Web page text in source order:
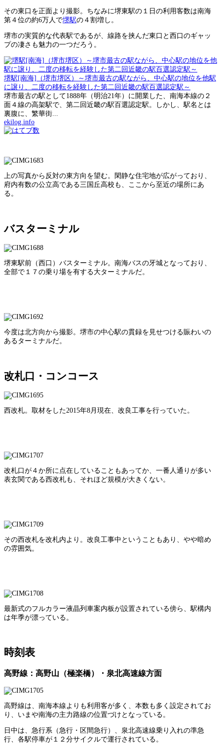
その東口を正面より撮影。ちなみに堺東駅の１日の利用客数は南海
第４位の約6万人で堺駅の４割増し。
堺市の実質的な代表駅であるが、線路を挟んだ東口と西口のギャッ
プの凄さも魅力の一つだろう。
堺駅[南海]（堺市堺区）～堺市最古の駅ながら、中心駅の地位を他駅
に譲り、二度の移転を経験した第二回近畿の駅百選認定駅～
堺市最古の駅として1888年（明治21年）に開業した、南海本線の２
面４線の高架駅で、第二回近畿の駅百選認定駅。しかし、駅名とは
裏腹に、繁華街...
ekilog.info
上の写真から反対の東方向を望む。閑静な住宅地が広がっており、
府内有数の公立高である三国丘高校も、ここから至近の場所にあ
る。
バスターミナル
堺東駅前（西口）バスターミナル。南海バスの牙城となっており、
全部で１７の乗り場を有する大ターミナルだ。
今度は北方向から撮影。堺市の中心駅の貫録を見せつける賑わいの
あるターミナルだ。
改札口・コンコース
西改札。取材をした2015年8月現在、改良工事を行っていた。
改札口が４か所に点在していることもあってか、一番人通りが多い
表玄関である西改札も、それほど規模が大きくない。
その西改札を改札内より。改良工事中ということもあり、やや暗め
の雰囲気。
最新式のフルカラー液晶列車案内板が設置されている傍ら、駅構内
は年季が漂っている。
時刻表
高野線：高野山（極楽橋）・泉北高速線方面
高野線は、南海本線よりも利用客が多く、本数も多く設定されてお
り、いまや南海の主力路線の位置づけとなっている。
日中は、急行系（急行・区間急行）、泉北高速線乗り入れの準急
行、各駅停車が１２分サイクルで運行されている。